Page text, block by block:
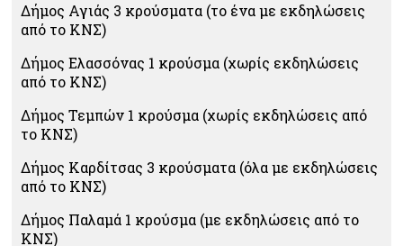
Δήμος Αγιάς 3 κρούσματα (το ένα με εκδηλώσεις
από το ΚΝΣ)
Δήμος Ελασσόνας 1 κρούσμα (χωρίς εκδηλώσεις
από το ΚΝΣ)
Δήμος Τεμπών 1 κρούσμα (χωρίς εκδηλώσεις από
το ΚΝΣ)
Δήμος Καρδίτσας 3 κρούσματα (όλα με εκδηλώσεις
από το ΚΝΣ)
Δήμος Παλαμά 1 κρούσμα (με εκδηλώσεις από το
ΚΝΣ)